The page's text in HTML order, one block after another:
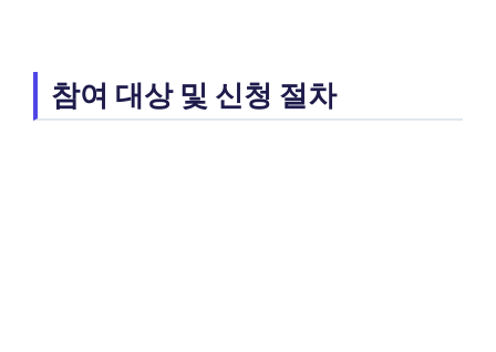
참여 대상 및 신청 절차